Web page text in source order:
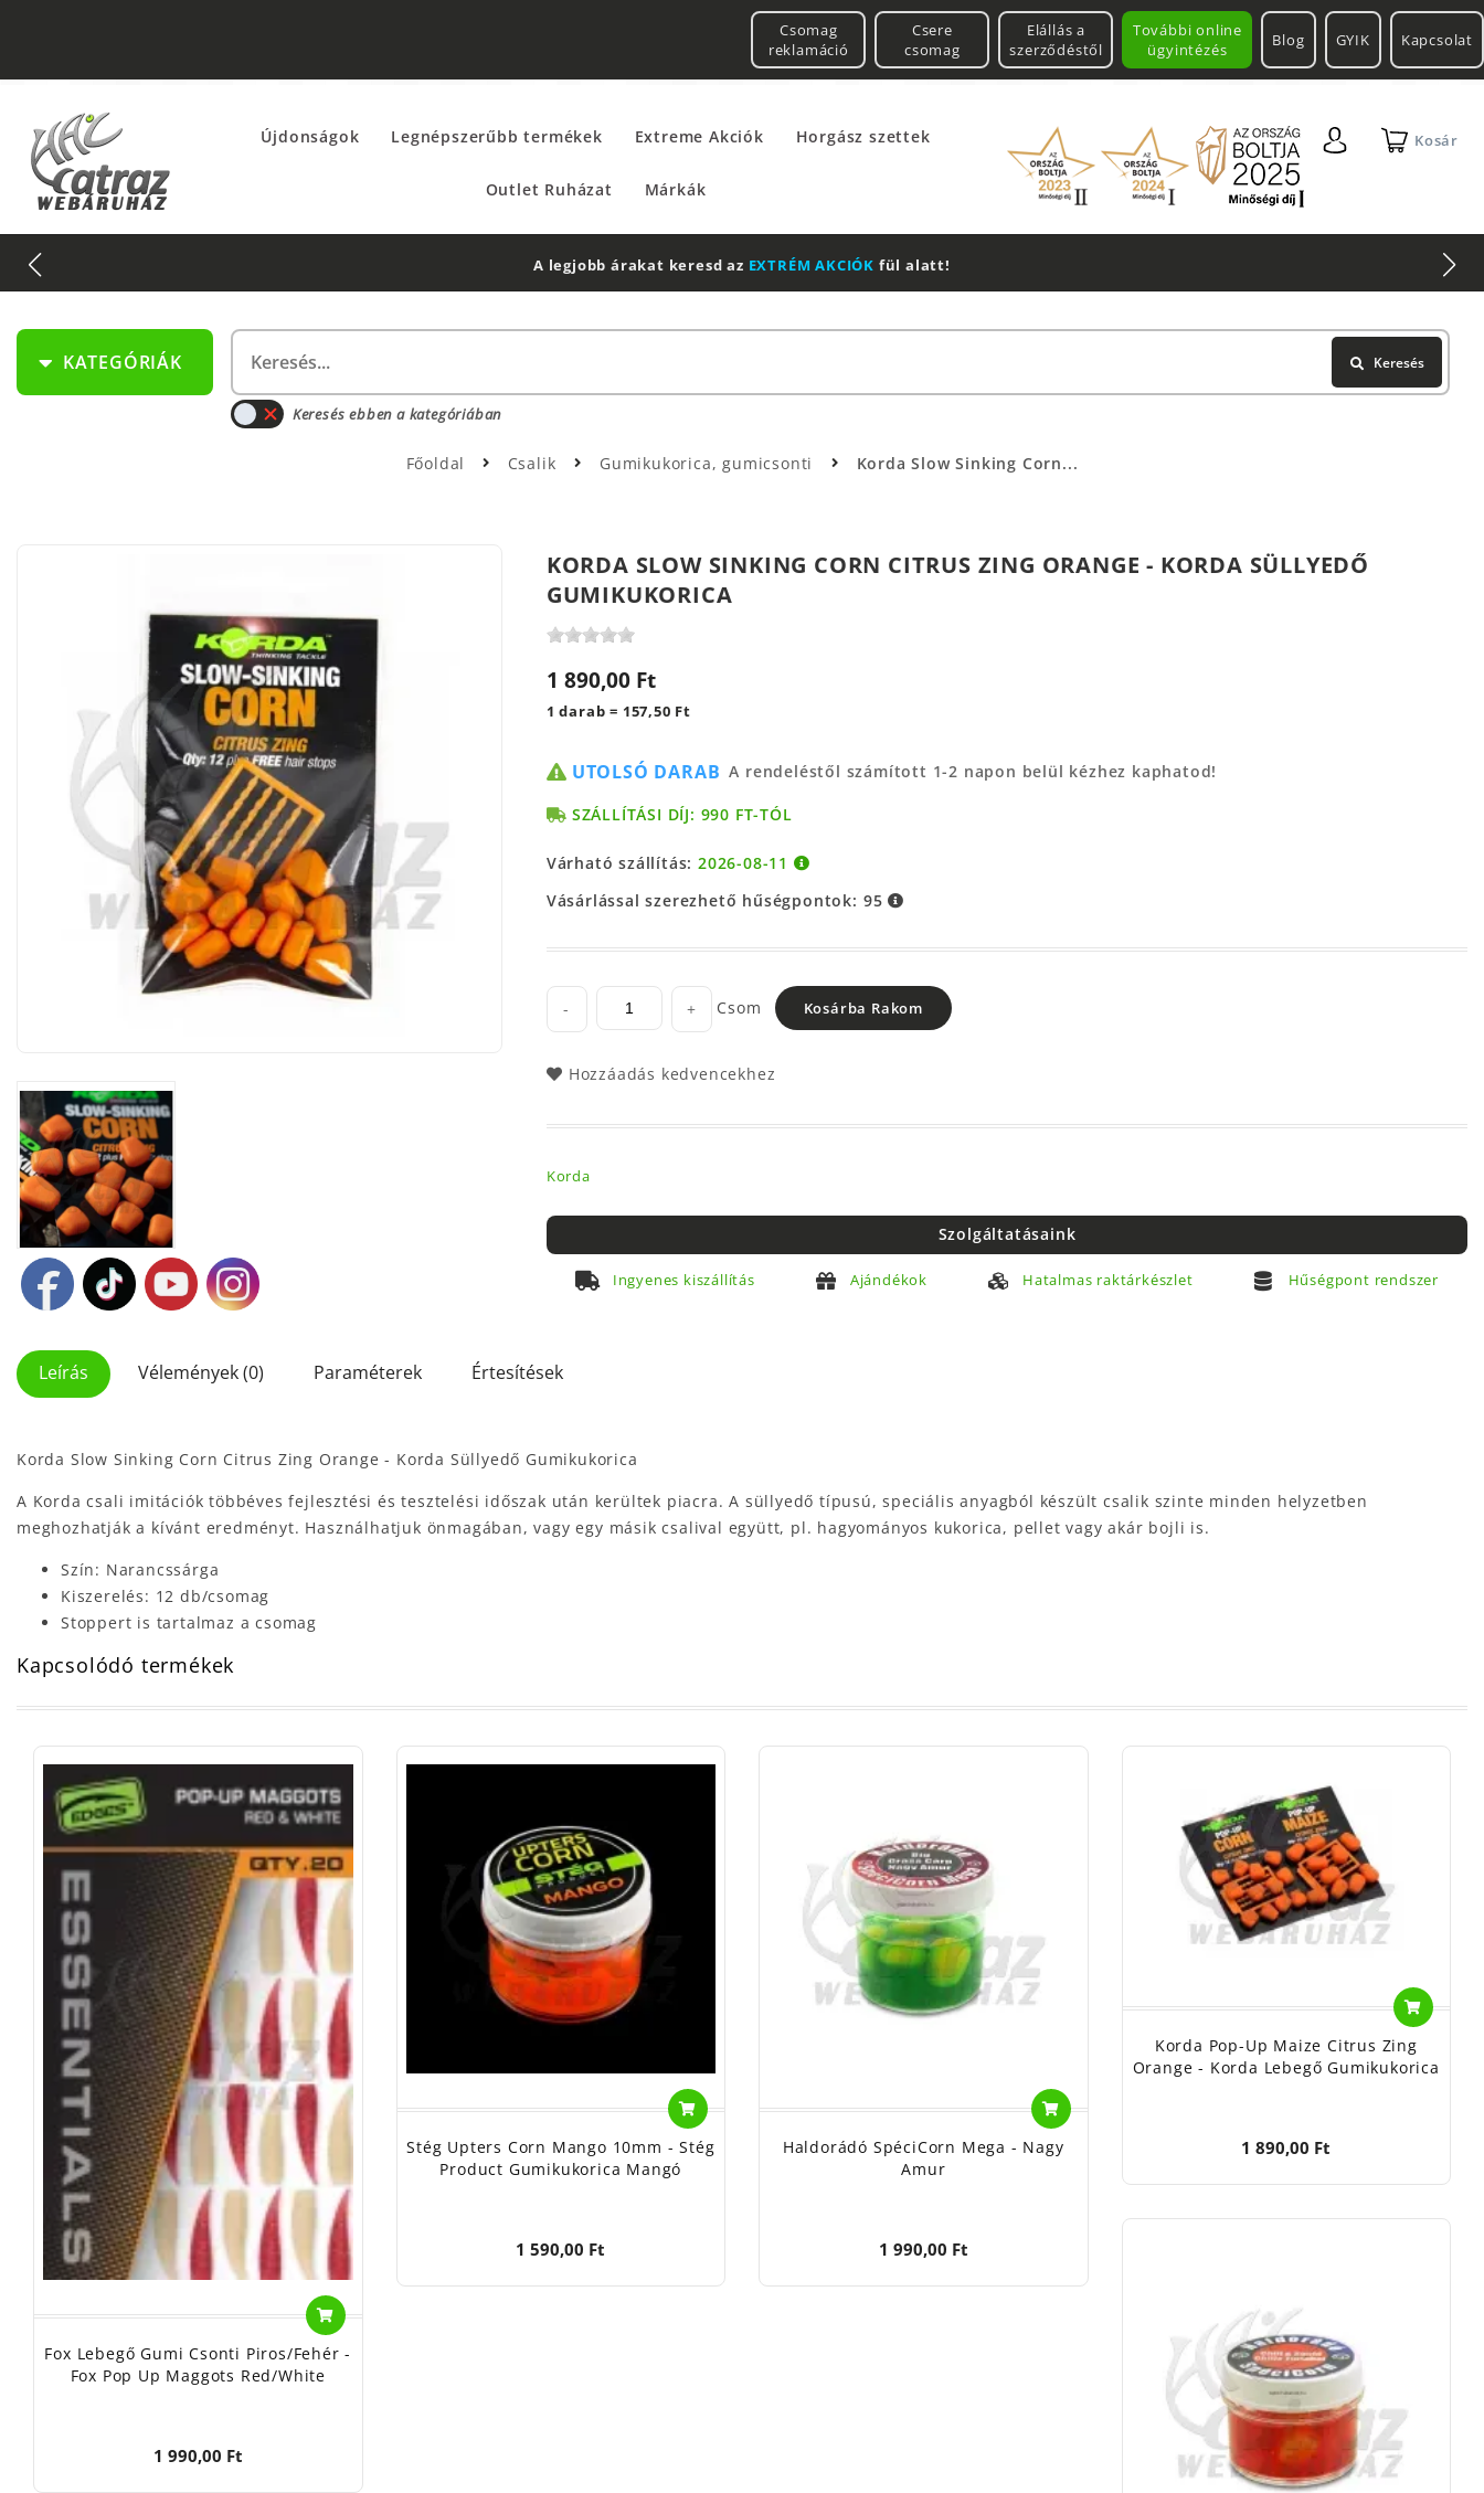
További online
ügyintézés
Csomag
reklamáció
Csere
csomag
Elállás a
szerződéstől
Blog GYIK Kapcsolat
Újdonságok Legnépszerűbb termékek Extreme Akciók Horgász szettek
Outlet Ruházat Márkák
Kosár
A legjobb árakat keresd az EXTRÉM AKCIÓK fül alatt!
KATEGÓRIÁK Keresés
Keresés ebben a kategóriában
Főoldal Csalik Gumikukorica, gumicsonti Korda Slow Sinking Corn...
KORDA SLOW SINKING CORN CITRUS ZING ORANGE - KORDA SÜLLYEDŐ
GUMIKUKORICA
1 890,00 Ft
1 darab = 157,50 Ft
UTOLSÓ DARAB A rendeléstől számított 1-2 napon belül kézhez kaphatod!
SZÁLLÍTÁSI DÍJ: 990 FT-TÓL
Várható szállítás:2026-08-11
Vásárlással szerezhető hűségpontok: 95
- + Csom Kosárba Rakom
Hozzáadás kedvencekhez
Korda
Szolgáltatásaink
Ingyenes kiszállítás Ajándékok Hatalmas raktárkészlet Hűségpont rendszer
Leírás Vélemények (0) Paraméterek Értesítések
Korda Slow Sinking Corn Citrus Zing Orange - Korda Süllyedő Gumikukorica
A Korda csali imitációk többéves fejlesztési és tesztelési időszak után kerültek piacra. A süllyedő típusú, speciális anyagból készült csalik szinte minden helyzetben
meghozhatják a kívánt eredményt. Használhatjuk önmagában, vagy egy másik csalival együtt, pl. hagyományos kukorica, pellet vagy akár bojli is.
Szín: Narancssárga
Kiszerelés: 12 db/csomag
Stoppert is tartalmaz a csomag
Kapcsolódó termékek
Fox Lebegő Gumi Csonti Piros/Fehér -
Fox Pop Up Maggots Red/White
1 990,00 Ft
Stég Upters Corn Mango 10mm - Stég
Product Gumikukorica Mangó
1 590,00 Ft
Haldorádó SpéciCorn Mega - Nagy
Amur
1 990,00 Ft
Korda Pop-Up Maize Citrus Zing
Orange - Korda Lebegő Gumikukorica
1 890,00 Ft